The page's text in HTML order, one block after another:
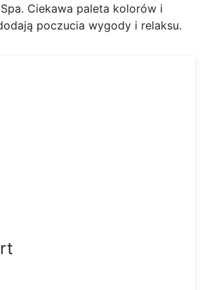
Ciekawa paleta kolorów i
poczucia wygody i relaksu.